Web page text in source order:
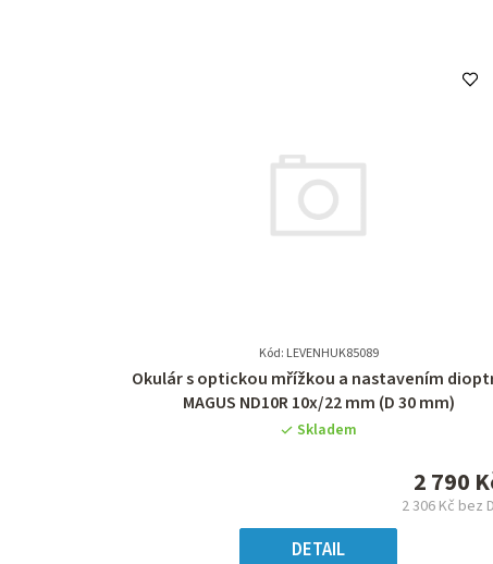
Kód: LEVENHUK85089
Průměrné
hodnocení
produktu
hvězdiček.
Okulár s optickou mřížkou a nastavením
MAGUS ND10R 10х/22 mm (D 30 mm)
Skladem
2 790
2 306 Kč bez
DETAIL